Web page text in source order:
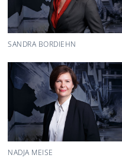
SANDRA BORDIEHN
NADJA MEISE